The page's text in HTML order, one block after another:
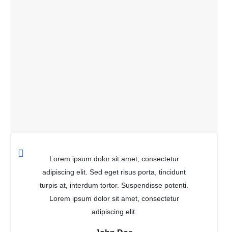
Lorem ipsum dolor sit amet, consectetur
adipiscing elit. Sed eget risus porta, tincidunt
turpis at, interdum tortor. Suspendisse potenti.
Lorem ipsum dolor sit amet, consectetur
adipiscing elit.